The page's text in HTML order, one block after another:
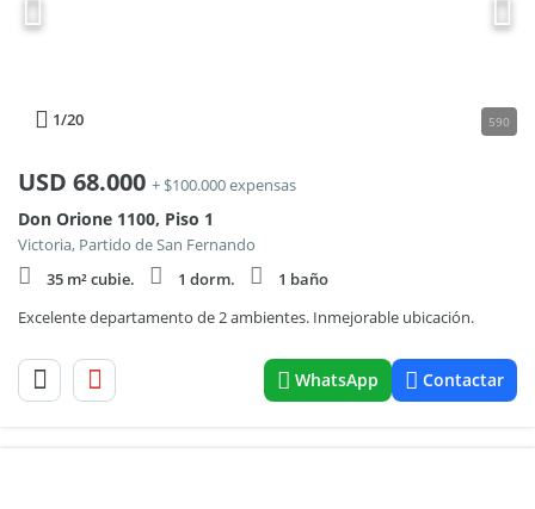
1/20 590
USD 68.000 + $100.000 expensas
Don Orione 1100, Piso 1
Victoria, Partido de San Fernando
35 m² cubie.
1 dorm.
1 baño
Excelente departamento de 2 ambientes. Inmejorable ubicación.
WhatsApp Contactar